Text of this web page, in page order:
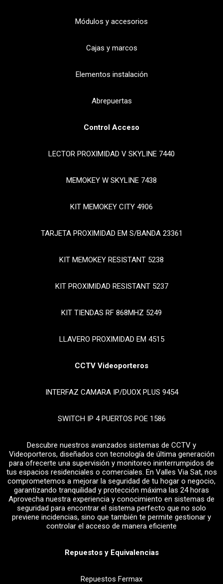
Módulos y accesorios
Cajas y marcos
Elementos instalación
Abrepuertas
Control Acceso
LECTOR PROXIMIDAD V SKYLINE 7440
MEMOKEY W SKYLINE 7438
KIT MEMOKEY CITY 4906
TARJETA PROXIMIDAD EM S/BANDA 23361
KIT MEMOKEY RESISTANT 5238
KIT PROXIMIDAD RESISTANT 5237
KIT TIENDAS RF 868MHZ 5249
LLAVERO PROXIMIDAD EM 4515
CCTV Videoporteros
INTERFAZ CAMARA IP/DUOX PLUS 9454
SWITCH IP 4 PUERTOS POE 1586
Descubre nuestros avanzados sistemas de CCTV y
Videoporteros, diseñados con tecnología de última generación
para ofrecerte una supervisión y monitoreo ininterrumpidos de
tus espacios residenciales o comerciales. En Valles Via Sat, nos
comprometemos a mejorar la seguridad de tu hogar o negocio,
garantizando tranquilidad y protección máxima las 24 horas
Aprovecha nuestra experiencia y conocimiento en sistemas de
seguridad para encontrar el sistema perfecto que no solo
previene incidencias, sino que también te permite gestionar y
controlar el acceso de manera eficiente
Repuestos y Equivalencias
Repuestos Fermax